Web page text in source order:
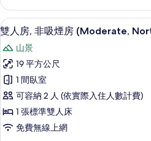
View)
的
所
有
相
片
雙
床
房
(Superior
Twin,
South
View)
的
詳
情
顯
示
雙
人
房,
非
吸
煙
6
雙人房, 非吸煙房 (Moderate,
山景
19 平方公尺
1 間臥室
可容納 2 人 (依實際入住人數計費)
1 張標準雙人床
免費無線上網